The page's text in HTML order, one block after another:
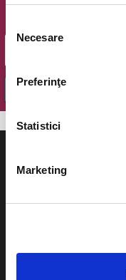
consimțământului
Necesare
Preferinţe
Statistici
Marketing
OK